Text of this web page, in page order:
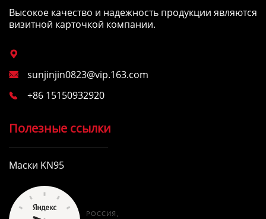
Высокое качество и надежность продукции являются
визитной карточкой компании.

 sunjinjin0823@vip.163.com
 +86 15150932920
Полезные ссылки
Маски KN95